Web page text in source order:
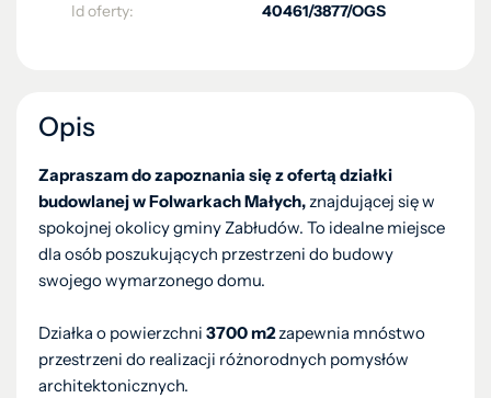
Id oferty: 40461/3877/OGS
Opis
Zapraszam do zapoznania się z ofertą działki
budowlanej w Folwarkach Małych,znajdującej się w
spokojnej okolicy gminy Zabłudów. To idealne miejsce
dla osób poszukujących przestrzeni do budowy
swojego wymarzonego domu.
Działka o powierzchni 3700 m2zapewnia mnóstwo
przestrzeni do realizacji różnorodnych pomysłów
architektonicznych.